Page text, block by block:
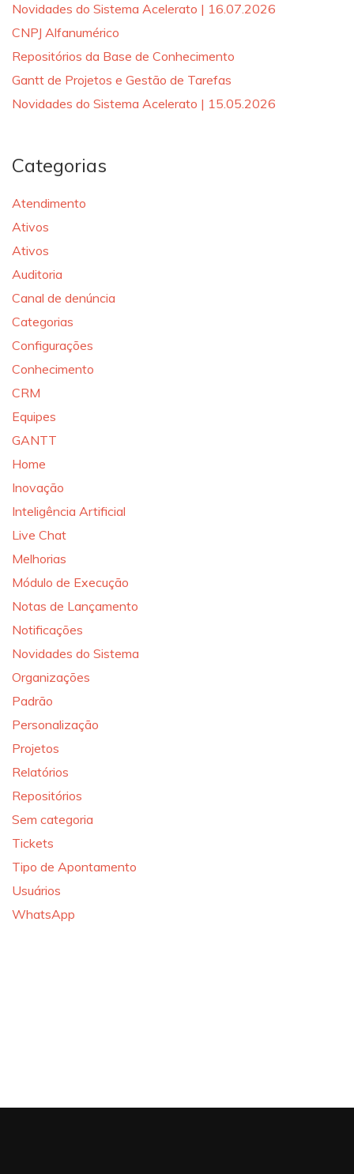
Novidades do Sistema Acelerato | 16.07.2026
CNPJ Alfanumérico
Repositórios da Base de Conhecimento
Gantt de Projetos e Gestão de Tarefas
Novidades do Sistema Acelerato | 15.05.2026
Categorias
Atendimento
Ativos
Ativos
Auditoria
Canal de denúncia
Categorias
Configurações
Conhecimento
CRM
Equipes
GANTT
Home
Inovação
Inteligência Artificial
Live Chat
Melhorias
Módulo de Execução
Notas de Lançamento
Notificações
Novidades do Sistema
Organizações
Padrão
Personalização
Projetos
Relatórios
Repositórios
Sem categoria
Tickets
Tipo de Apontamento
Usuários
WhatsApp